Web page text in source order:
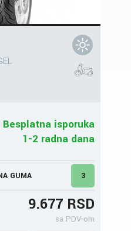
Besplatna isporuka
1-2 radna dana
GUMA 3
9.677 RSD
sa PDV-om